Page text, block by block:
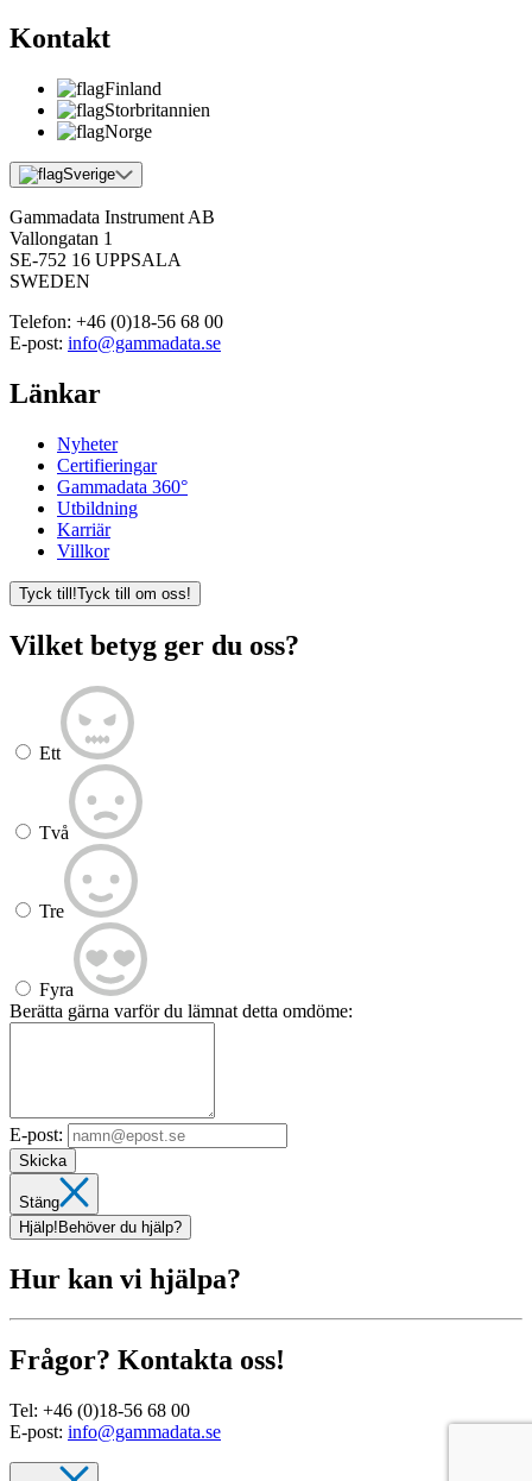
Kontakt
Finland
Storbritannien
Norge
Sverige
Gammadata Instrument AB
Vallongatan 1
SE-752 16 UPPSALA
SWEDEN
Telefon: +46 (0)18-56 68 00
E-post: info@gammadata.se
Länkar
Nyheter
Certifieringar
Gammadata 360°
Utbildning
Karriär
Villkor
Tyck till!Tyck till om oss!
Vilket betyg ger du oss?
Ett
Två
Tre
Fyra
Berätta gärna varför du lämnat detta omdöme:
E-post:
Skicka
Stäng
Hjälp!Behöver du hjälp?
Hur kan vi hjälpa?
Frågor? Kontakta oss!
Tel: +46 (0)18-56 68 00
E-post: info@gammadata.se